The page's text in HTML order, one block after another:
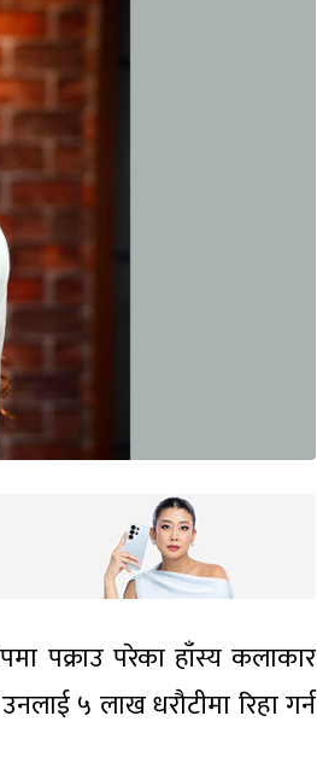
पक्राउ परेका हाँस्य कलाकार
५ लाख धरौटीमा रिहा गर्न